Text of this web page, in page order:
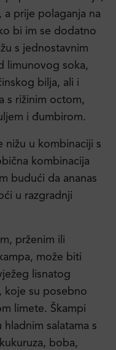
a prije polaganja na
bi im se dodatno
s jednostavnim
limunovog soka,
bilja, ali i
s rižinim octom,
i đumbirom.
nižu u kombinaciji s
kombinacija
budući da ananas
u razgradnji
prženim ili
može biti
lisnatog
koje su posebno
limete. Škampi
salatama s
boba,